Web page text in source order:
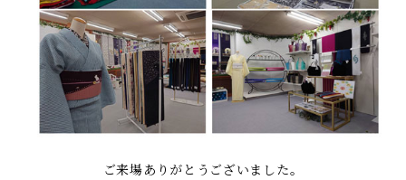
ご来場ありがとうございました。